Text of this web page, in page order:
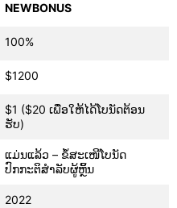
NEWBONUS
100%
$1200
$1 ($20 ເພື່ອໃຫ້ໄດ້ໂບນັດຕ້ອນ
ຮັບ)
ແມ່ນແລ້ວ – ຂໍ້ສະເໜີໂບນັດ
ປົກກະຕິສຳລັບຜູ້ຫຼິ້ນ
2022